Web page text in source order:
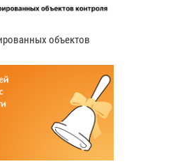
объектов